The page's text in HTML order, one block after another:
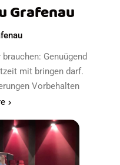
Grafenau
Genuügend
mit bringen darf.
Vorbehalten